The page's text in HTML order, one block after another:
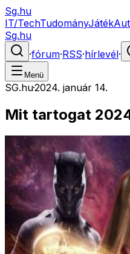
Sg.hu
IT/TechTudományJáték
Sg.hu
·fórum·RSS·hírlevél·
Menü
SG.hu·2024. január 14.
Mit tartogat